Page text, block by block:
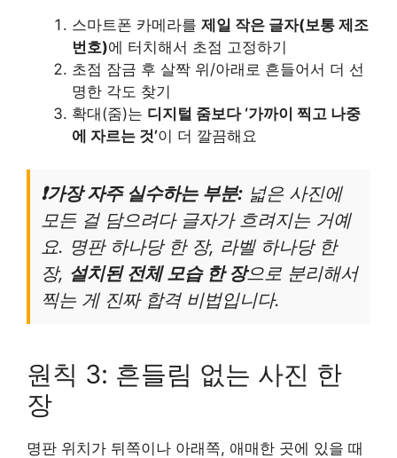
스마트폰 카메라를 제일 작은 글자(보통 제조
번호)에 터치해서 초점 고정하기
초점 잠금 후 살짝 위/아래로 흔들어서 더 선
명한 각도 찾기
확대(줌)는 디지털 줌보다 ‘가까이 찍고 나중
에 자르는 것’이 더 깔끔해요
❗가장 자주 실수하는 부분: 넓은 사진에
모든 걸 담으려다 글자가 흐려지는 거예
요. 명판 하나당 한 장, 라벨 하나당 한
장, 설치된 전체 모습 한 장으로 분리해서
찍는 게 진짜 합격 비법입니다.
원칙 3: 흔들림 없는 사진 한
장
명판 위치가 뒤쪽이나 아래쪽, 애매한 곳에 있을 때